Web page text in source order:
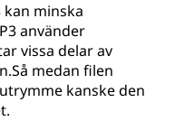
kan minska
använder
vissa delar av
medan filen
kanske den